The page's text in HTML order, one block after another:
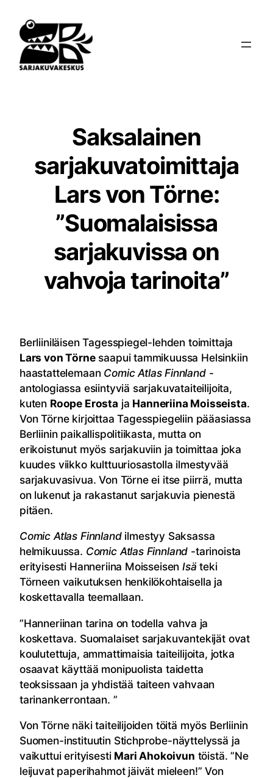
sisältöön
Saksalainen
sarjakuvatoimittaja
Lars von Törne:
”Suomalaisissa
sarjakuvissa on
vahvoja tarinoita”
Berliiniläisen Tagesspiegel-lehden toimittaja
Lars von Törnesaapui tammikuussa Helsinkiin
haastattelemaan Comic Atlas Finnland-
antologiassa esiintyviä sarjakuvataiteilijoita,
kuten Roope Erosta ja Hanneriina Moisseista.
Von Törne kirjoittaa Tagesspiegeliin pääasiassa
Berliinin paikallispolitiikasta, mutta on
erikoistunut myös sarjakuviin ja toimittaa joka
kuudes viikko kulttuuriosastolla ilmestyvää
sarjakuvasivua. Von Törne ei itse piirrä, mutta
on lukenut ja rakastanut sarjakuvia pienestä
pitäen.
Comic Atlas Finnland ilmestyy Saksassa
helmikuussa. Comic Atlas Finnland -tarinoista
erityisesti Hanneriina MoisseisenIsä teki
Törneen vaikutuksen henkilökohtaisella ja
koskettavalla teemallaan.
”Hanneriinan tarina on todella vahva ja
koskettava. Suomalaiset sarjakuvantekijät ovat
koulutettuja, ammattimaisia taiteilijoita, jotka
osaavat käyttää monipuolista taidetta
teoksissaan ja yhdistää taiteen vahvaan
tarinankerrontaan. ”
Von Törne näki taiteilijoiden töitä myös Berliinin
Suomen-instituutin Stichprobe-näyttelyssä ja
vaikuttui erityisesti Mari Ahokoivun töistä. ”Ne
leijuvat paperihahmot jäivät mieleen!” Von